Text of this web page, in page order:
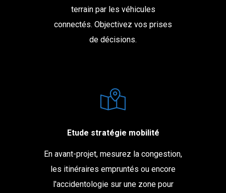
terrain par les véhicules
connectés. Objectivez vos prises
de décisions.
Etude stratégie mobilité
En avant-projet, mesurez la congestion,
les itinéraires empruntés ou encore
l'accidentologie sur une zone pour